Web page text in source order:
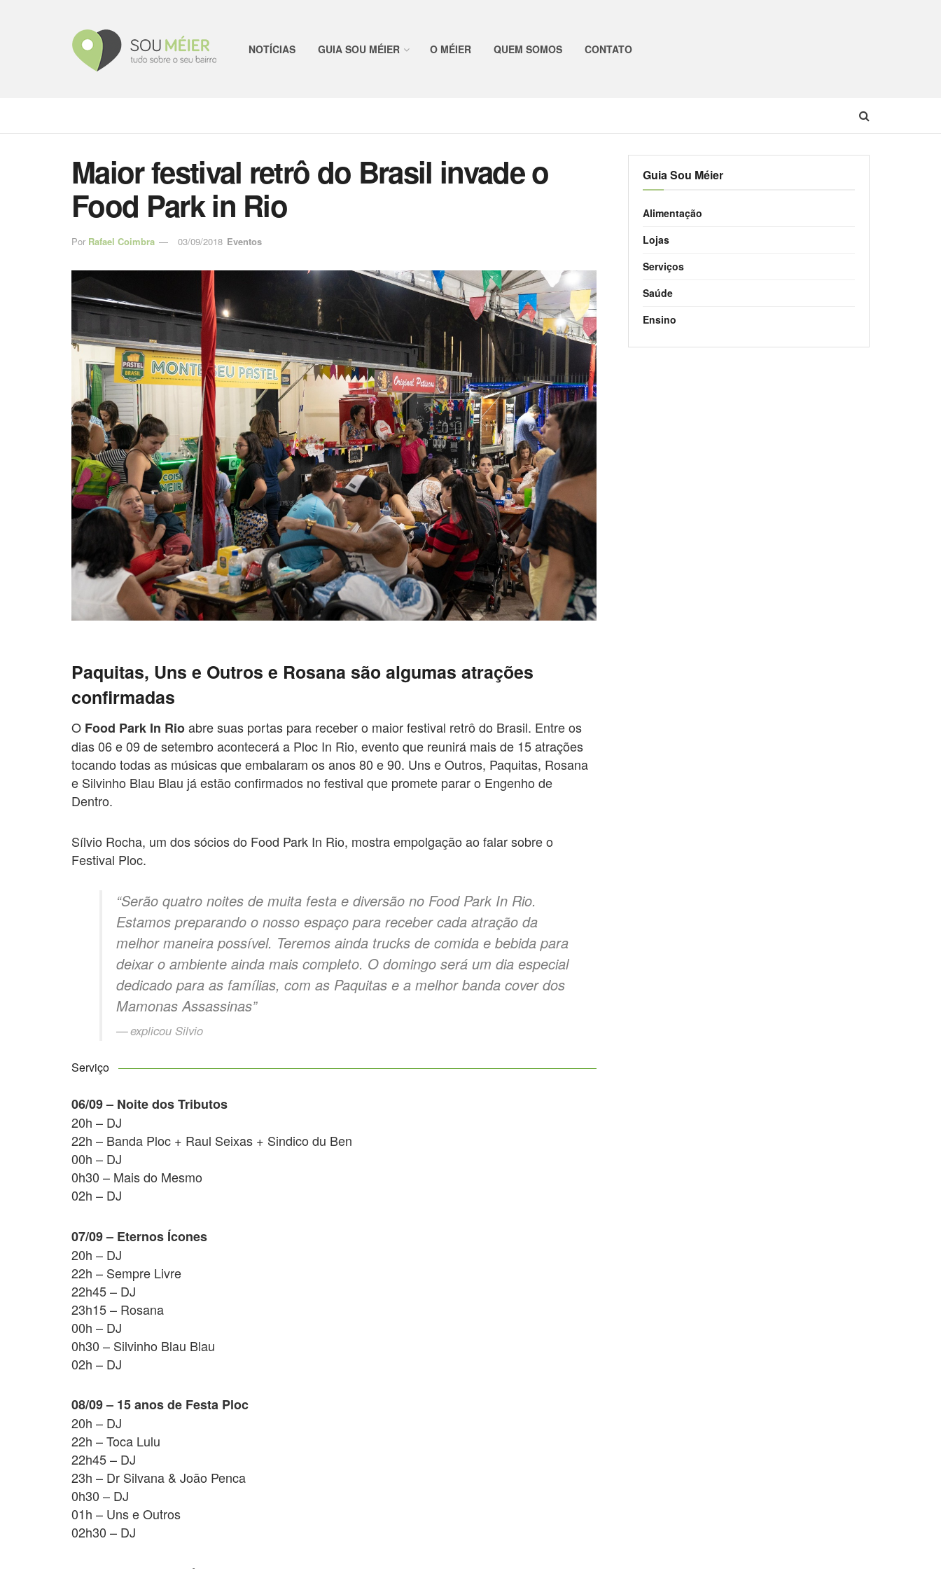
NOTÍCIAS GUIA SOU MÉIER O MÉIER QUEM SOMOS CONTATO
Maior festival retrô do Brasil invade o
Food Park in Rio
Por Rafael Coimbra 03/09/2018 Eventos
Paquitas, Uns e Outros e Rosana são algumas atrações
confirmadas
O Food Park In Rioabre suas portas para receber o maior festival retrô do Brasil. Entre os
dias 06 e 09 de setembro acontecerá a Ploc In Rio, evento que reunirá mais de 15 atrações
tocando todas as músicas que embalaram os anos 80 e 90. Uns e Outros, Paquitas, Rosana
e Silvinho Blau Blau já estão confirmados no festival que promete parar o Engenho de
Dentro.
Sílvio Rocha, um dos sócios do Food Park In Rio, mostra empolgação ao falar sobre o
Festival Ploc.
“Serão quatro noites de muita festa e diversão no Food Park In Rio.
Estamos preparando o nosso espaço para receber cada atração da
melhor maneira possível. Teremos ainda trucks de comida e bebida para
deixar o ambiente ainda mais completo. O domingo será um dia especial
dedicado para as famílias, com as Paquitas e a melhor banda cover dos
Mamonas Assassinas”
explicou Silvio
Serviço
06/09 – Noite dos Tributos
20h – DJ
22h – Banda Ploc + Raul Seixas + Sindico du Ben
00h – DJ
0h30 – Mais do Mesmo
02h – DJ
07/09 – Eternos Ícones
20h – DJ
22h – Sempre Livre
22h45 – DJ
23h15 – Rosana
00h – DJ
0h30 – Silvinho Blau Blau
02h – DJ
08/09 – 15 anos de Festa Ploc
20h – DJ
22h – Toca Lulu
22h45 – DJ
23h – Dr Silvana & João Penca
0h30 – DJ
01h – Uns e Outros
02h30 – DJ
Guia Sou Méier
Alimentação
Lojas
Serviços
Saúde
Ensino